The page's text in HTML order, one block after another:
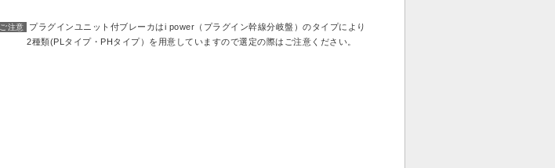
ご注意
プラグインユニット付ブレーカはi power（プラグイン幹線分岐盤）のタイプにより
2種類(PLタイプ・PHタイプ）を用意していますので選定の際はご注意ください。